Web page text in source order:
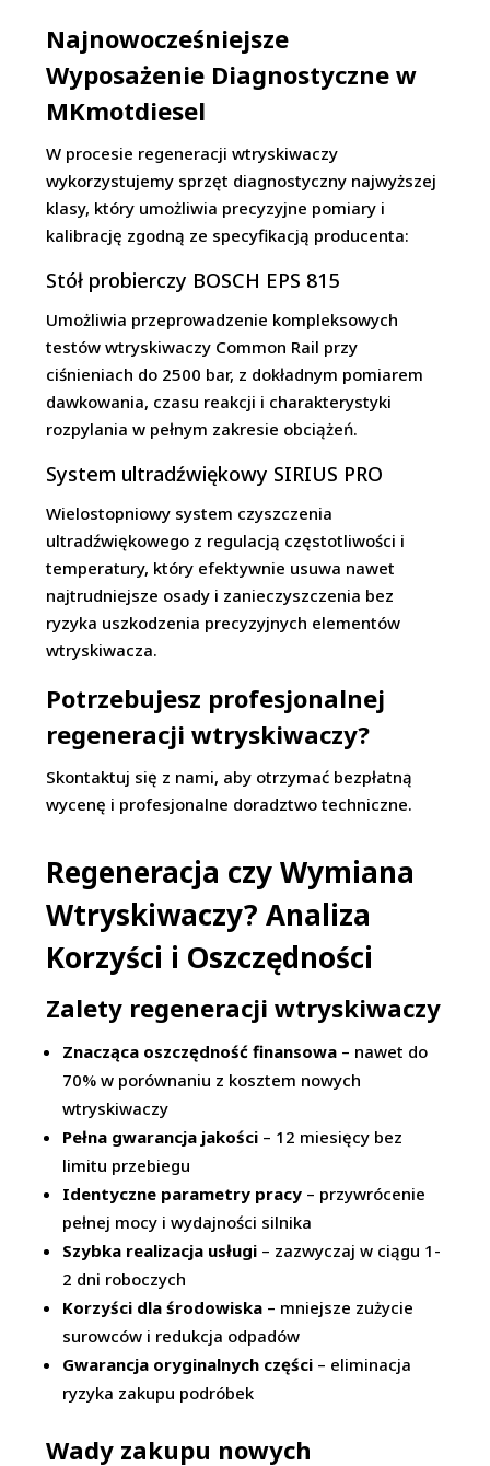
Najnowocześniejsze
Wyposażenie Diagnostyczne w
MKmotdiesel
W procesie regeneracji wtryskiwaczy
wykorzystujemy sprzęt diagnostyczny najwyższej
klasy, który umożliwia precyzyjne pomiary i
kalibrację zgodną ze specyfikacją producenta:
Stół probierczy BOSCH EPS 815
Umożliwia przeprowadzenie kompleksowych
testów wtryskiwaczy Common Rail przy
ciśnieniach do 2500 bar, z dokładnym pomiarem
dawkowania, czasu reakcji i charakterystyki
rozpylania w pełnym zakresie obciążeń.
System ultradźwiękowy SIRIUS PRO
Wielostopniowy system czyszczenia
ultradźwiękowego z regulacją częstotliwości i
temperatury, który efektywnie usuwa nawet
najtrudniejsze osady i zanieczyszczenia bez
ryzyka uszkodzenia precyzyjnych elementów
wtryskiwacza.
Potrzebujesz profesjonalnej
regeneracji wtryskiwaczy?
Skontaktuj się z nami, aby otrzymać bezpłatną
wycenę i profesjonalne doradztwo techniczne.
Regeneracja czy Wymiana
Wtryskiwaczy? Analiza
Korzyści i Oszczędności
Zalety regeneracji wtryskiwaczy
Znacząca oszczędność finansowa – nawet do
70% w porównaniu z kosztem nowych
wtryskiwaczy
Pełna gwarancja jakości – 12 miesięcy bez
limitu przebiegu
Identyczne parametry pracy – przywrócenie
pełnej mocy i wydajności silnika
Szybka realizacja usługi – zazwyczaj w ciągu 1-
2 dni roboczych
Korzyści dla środowiska – mniejsze zużycie
surowców i redukcja odpadów
Gwarancja oryginalnych części – eliminacja
ryzyka zakupu podróbek
Wady zakupu nowych